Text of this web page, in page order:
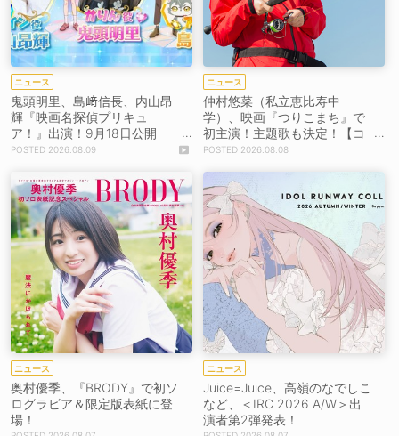
ニュース
鬼頭明里、島﨑信長、内山昂
輝『映画名探偵プリキュ
ア！』出演！9月18日公開
【コメントあり】
2026.08.09
ニュース
仲村悠菜（私立恵比寿中
学）、映画『つりこまち』で
初主演！主題歌も決定！【コ
メントあり】
2026.08.08
ニュース
奥村優季、『BRODY』で初ソ
ログラビア＆限定版表紙に登
場！
ニュース
Juice=Juice、高嶺のなでしこ
など、＜IRC 2026 A/W＞出
演者第2弾発表！